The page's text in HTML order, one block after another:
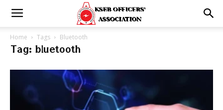
Home Tags Bluetooth
Tag: bluetooth